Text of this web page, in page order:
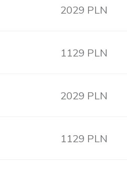
2029 PLN
1129 PLN
2029 PLN
1129 PLN